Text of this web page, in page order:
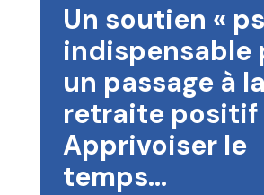
Un soutien «
indispensable
un passage à la
retraite positif
Apprivoiser le
temps…